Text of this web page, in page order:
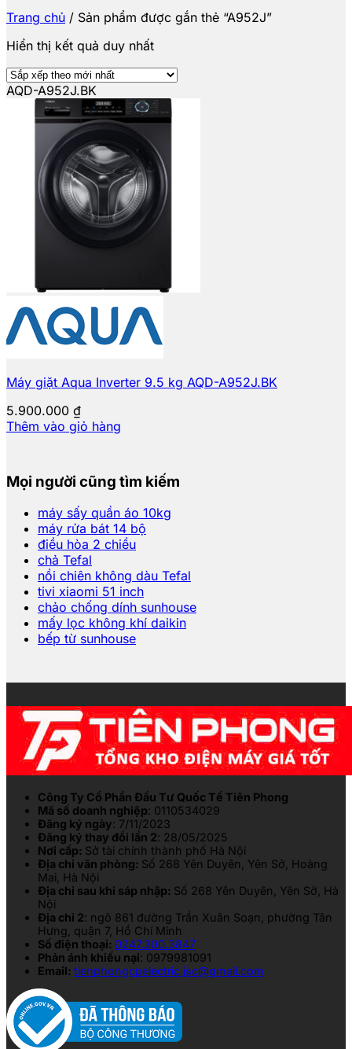
Trang chủ / Sản phẩm được gắn thẻ “A952J”
Hiển thị kết quả duy nhất
AQD-A952J.BK
Máy giặt Aqua Inverter 9.5 kg AQD-A952J.BK
5.900.000 ₫
Thêm vào giỏ hàng
Mọi người cũng tìm kiếm
máy sấy quần áo 10kg
máy rửa bát 14 bộ
điều hòa 2 chiều
chả Tefal
nồi chiên không dàu Tefal
tivi xiaomi 51 inch
chảo chống dính sunhouse
mấy lọc không khí daikin
bếp từ sunhouse
Công Ty Cổ Phần Đầu Tư Quốc Tế Tiên Phong
Mã số doanh nghiệp: 0110534029
Đăng ký ngày: 7/11/2023
Đăng ký thay đổi lần 2: 28/05/2025
Nơi cấp: Sở tài chính thành phố Hà Nội
Địa chỉ văn phòng: Số 268 Yên Duyên, Yên Sở, Hoàng
Mai, Hà Nội
Địa chỉ sau khi sáp nhập: Số 268 Yên Duyên, Yên Sở, Hà
Nội
Địa chỉ 2: ngõ 861 đường Trần Xuân Soạn, phường Tân
Hưng, quận 7, Hồ Chí Minh
Số điện thoại: 0247.300.3847
Phản ánh khiếu nại: 0979981091
Email: tienphongcpelectric.jsc@gmail.com